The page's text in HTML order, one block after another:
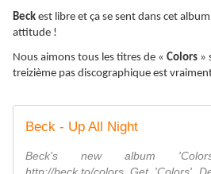
Beck est libre et ça se sent dans cet
attitude !
Nous aimons tous les titres de « Colors »
treizième pas discographique est
Beck - Up All Night
Beck's new album
http://beck.to/colors Get 'Colors'